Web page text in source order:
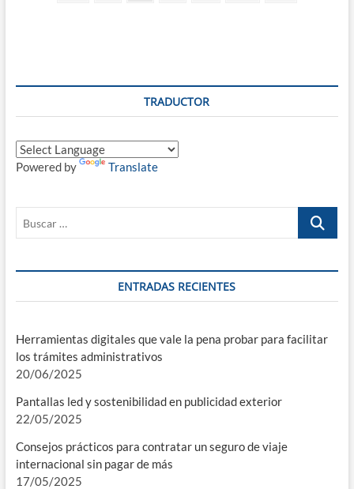
TRADUCTOR
Powered by Translate
Buscar
ENTRADAS RECIENTES
Herramientas digitales que vale la pena probar para facilitar
los trámites administrativos
20/06/2025
Pantallas led y sostenibilidad en publicidad exterior
22/05/2025
Consejos prácticos para contratar un seguro de viaje
internacional sin pagar de más
17/05/2025